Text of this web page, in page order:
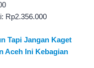
Rp2.356.000
Tapi Jangan Kaget
Aceh Ini Kebagian